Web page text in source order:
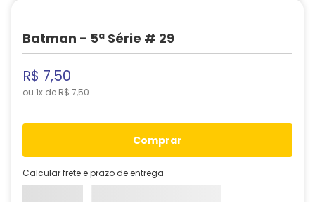
Batman - 5ª Série # 29
R$ 7,50
ou 1x de R$ 7,50
comprar
Calcular frete e prazo de entrega